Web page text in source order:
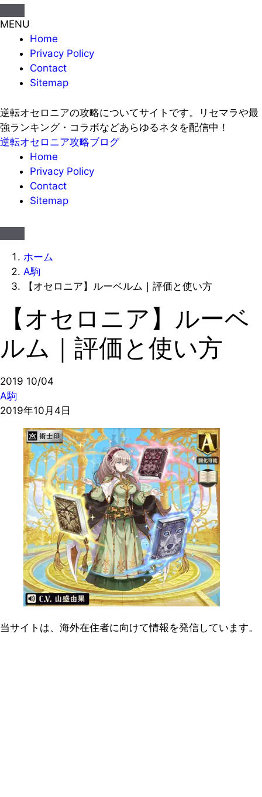
MENU
Home
Privacy Policy
Contact
Sitemap
逆転オセロニアの攻略についてサイトです。リセマラや最
強ランキング・コラボなどあらゆるネタを配信中！
逆転オセロニア攻略ブログ
Home
Privacy Policy
Contact
Sitemap
ホーム
A駒
【オセロニア】ルーベルム｜評価と使い方
【オセロニア】ルーベ
ルム｜評価と使い方
2019 10/04
A駒
2019年10月4日
当サイトは、海外在住者に向けて情報を発信しています。